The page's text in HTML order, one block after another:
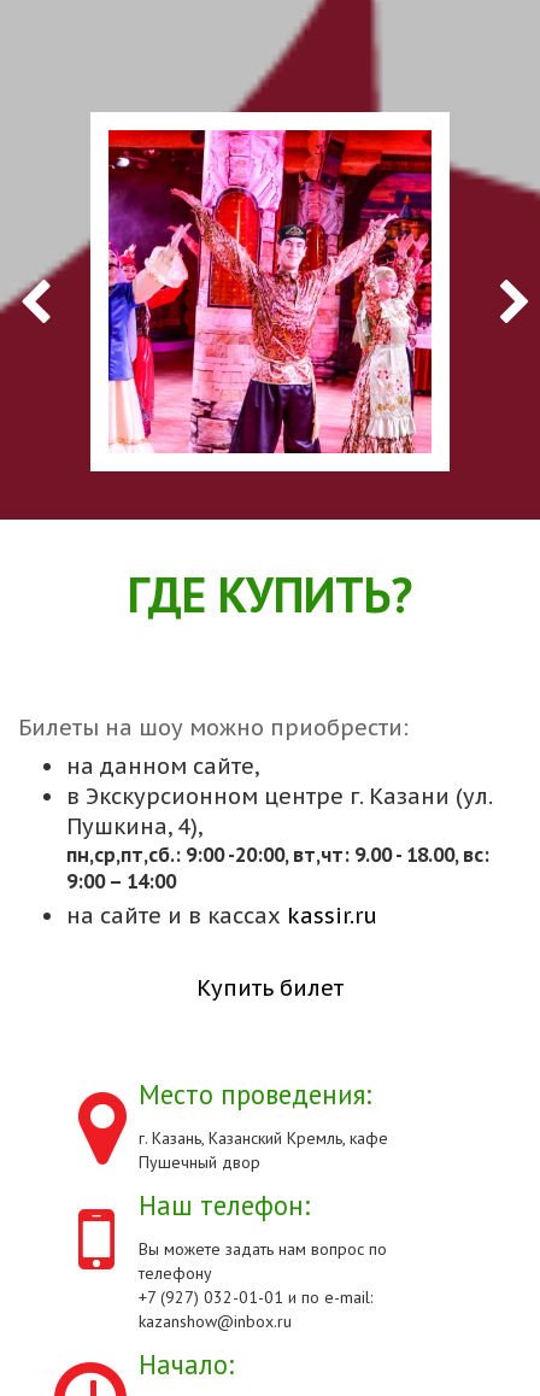
ГДЕ КУПИТЬ?
Билеты на шоу можно приобрести:
на данном сайте,
в Экскурсионном центре г. Казани (ул.
Пушкина, 4),
пн,cр,пт,сб.: 9:00 -20:00, вт,чт: 9.00 - 18.00, вс:
9:00 – 14:00
на сайте и в кассах kassir.ru
Купить билет
Место проведения:
г. Казань, Казанский Кремль, кафе
Пушечный двор
Наш телефон:
Вы можете задать нам вопрос по
телефону
+7 (927) 032-01-01 и по e-mail:
kazanshow@inbox.ru
Начало: